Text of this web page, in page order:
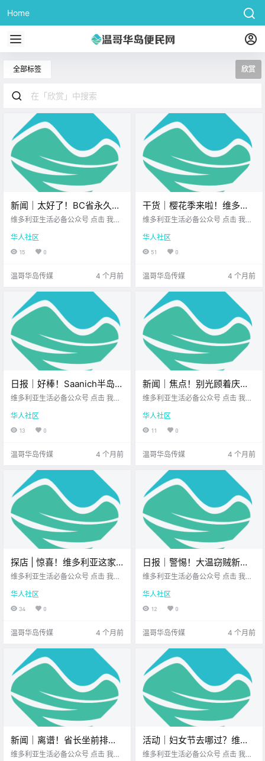
Home
全部标签 欣赏
新闻｜太好了！BC省永久告
别冬令时，本周日最后一次
食吧！
维多利亚生活必备公众号 点击 我在
一直在你身边 大家周一好呀~ 新的
一周开始了 希望能带给你 满满的活
华人社区
15 0
温哥华岛传媒 4 个月前
干货｜樱花季来啦！维多利
亚哪里赏樱最美？
维多利亚生活必备公众号 点击 我在
一直在你身边 维多利亚拥有 加拿大
最温暖的气候 所以，每年春天这里
华人社区
51 0
温哥华岛传媒 4 个月前
日报｜好棒！Saanich半岛爸
爸们开发网站，简化夏令营
度鲱鱼产卵盛况！
维多利亚生活必备公众号 点击 我在
一直在你身边 公元2026年3月2日
农历1月14日 星期一 双鱼座 < 今日
黄历 > 维多利亚本周气象预报.
华人社区
13 0
温哥华岛传媒 4 个月前
新闻｜焦点！别光顾着庆祝
不用调表，BC省的“永久夏
利亚超强花粉季提前“杀”
到！
维多利亚生活必备公众号 点击 我在
想一直在你身边 大家周二好呀~ 新
的一周步入正轨 希望能带给你 满满
的活力和好心情 在开启忙碌之前 不
华人社区
11 0
温哥华岛传媒 4 个月前
探店 | 惊喜！维多利亚这家
邻里杂货铺，可以自带容器
维多利亚生活必备公众号 点击 我在
想一直在你身边 前两天逛街的时候
我偶然发现了一家名为 Zero Waste
Emporium 的无包装杂货店 推门进
华人社区
34 0
温哥华岛传媒 4 个月前
日报｜警惕！大温窃贼新花
招，用热熔胶筛选作案目
维多利亚！
维多利亚生活必备公众号 点击 我在
想一直在你身边 公元2026年3月3
日 农历1月15日 星期二 双鱼座 <
华人社区
12 0
温哥华岛传媒 4 个月前
新闻｜离谱！省长坐前排竟
称“不知情”？BC土地协议惹
维多利亚生活必备公众号 点击 我在
活动｜妇女节去哪过？维多
利亚有7场精彩活动！
维多利亚生活必备公众号 点击 我在